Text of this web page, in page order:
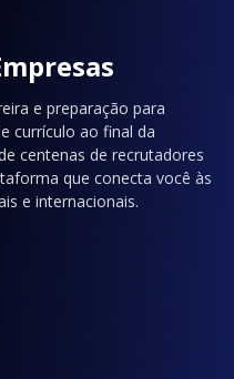
e preparação para
currículo ao final da
centenas de recrutadores
que conecta você às
e internacionais.